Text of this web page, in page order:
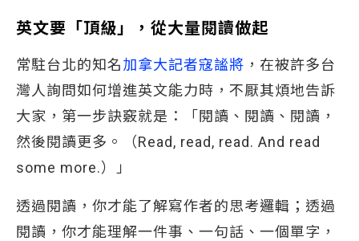
英文要「頂級」，從大量閱讀做起
常駐台北的知名加拿大記者寇謐將 ，在被許多台
灣人詢問如何增進英文能力時，不厭其煩地告訴
大家，第一步訣竅就是：「閱讀、閱讀、閱讀，
然後閱讀更多。（Read, read, read. And read
some more.）」
透過閱讀，你才能了解寫作者的思考邏輯；透過
閱讀，你才能理解一件事、一句話、一個單字，